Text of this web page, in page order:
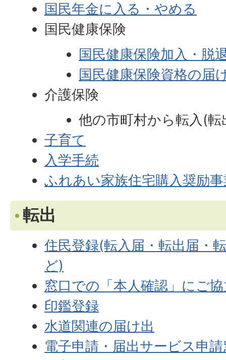
国民年金に入る・やめる
国民健康保険
国民健康保険加入・脱
国民健康保険資格の届
介護保険
他の市町村から転入(
子育て
入学手続
ふれあい家族住宅購入奨励
転出
住民登録(転入届・転出届・
ど)
窓口での「本人確認」にご
印鑑登録
水道関連の届け出
電子申請・届出サービス申